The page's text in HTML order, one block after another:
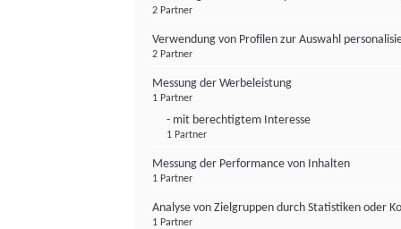
2 Partner
Verwendung von Profilen zur Auswahl
2 Partner
Messung der Werbeleistung
1 Partner
- mit berechtigtem Interesse
1 Partner
Messung der Performance von Inhalten
1 Partner
Analyse von Zielgruppen durch Statistiken oder
1 Partner